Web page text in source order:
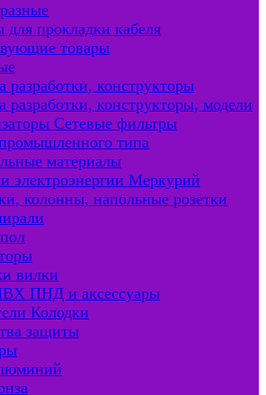
для прокладки кабеля
товары
разработки, конструкторы
разработки, конструкторы, модели
Сетевые фильтры
типа
материалы
электроэнергии Меркурий
колонны, напольные розетки
вилки
ПНД и аксессуары
Колодки
защиты